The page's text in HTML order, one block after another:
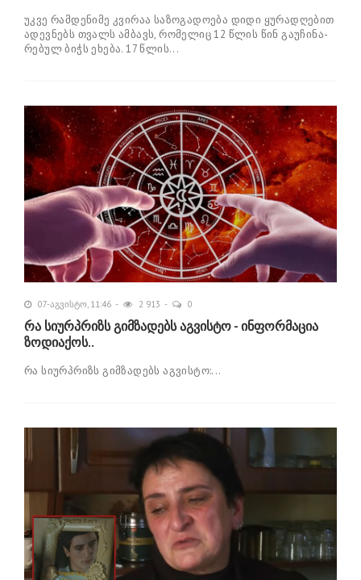
უკვე რამ­დე­ნი­მე კვი­რაა სა­ზო­გა­დო­ე­ბა დიდი ყუ­რა­დღე­ბით
ადევ­ნებს თვალს ამ­ბავს, რო­მე­ლიც 12 წლის წინ გა­უ­ჩი­ნა­
რე­ბულ ბიჭს ეხე­ბა. 17 წლის...
07-აგვისტო, 11:46 2 913 0
რა სიურპრიზს გიმზადებს აგვისტო - ინფორმაცია
ზოდიაქოს..
რა სიურპრიზს გიმზადებს აგვისტო:...